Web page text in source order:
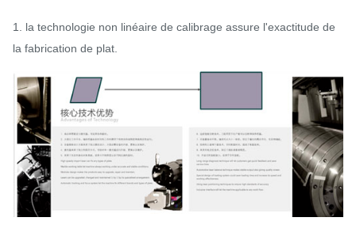
1. la technologie non linéaire de calibrage assure l'exactitude de
la fabrication de plat.